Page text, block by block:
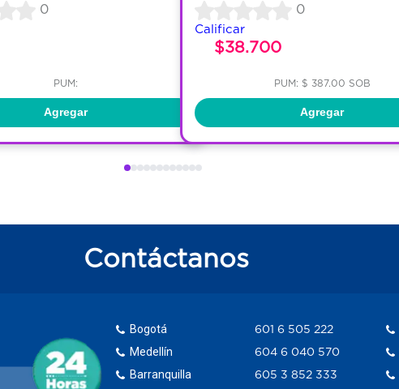
0
PUM:
Agregar
0
Calificar
$38.700
PUM: $ 387.00 SOB
Agregar
Contáctanos
Bogotá
Medellín
Barranquilla
601 6 505 222
604 6 040 570
605 3 852 333